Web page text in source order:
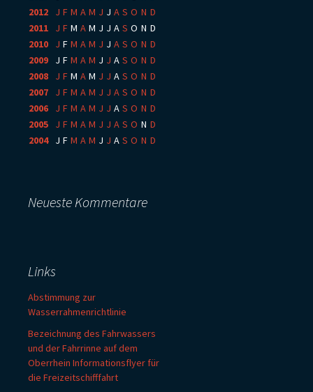
2012
J F M A M J J A S O N D
2011
J F M A M J J A S O N D
2010
J F M A M J J A S O N D
2009
J F M A M J J A S O N D
2008
J F M A M J J A S O N D
2007
J F M A M J J A S O N D
2006
J F M A M J J A S O N D
2005
J F M A M J J A S O N D
2004: J F M A M J J A S O N D
Neueste Kommentare
Links
Abstimmung zur
Wasserrahmenrichtlinie
Bezeichnung des Fahrwassers
und der Fahrrinne auf dem
Oberrhein Informationsflyer für
die Freizeitschifffahrt